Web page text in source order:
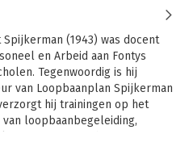
Spijkerman (1943) was docent
en Arbeid aan Fontys
Tegenwoordig is hij
van Loopbaanplan Spijkerman
hij trainingen op het
van loopbaanbegeleiding,